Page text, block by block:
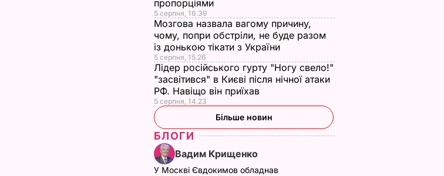
пропорціями
5 серпня, 16.39
Мозгова назвала вагому причину,
чому, попри обстріли, не буде разом
із донькою тікати з України
5 серпня, 15.26
Лідер російського гурту "Ногу свело!"
"засвітився" в Києві після нічної атаки
РФ. Навіщо він приїхав
5 серпня, 14.23
Більше новин
БЛОГИ
Вадим Крищенко
У Москві Євдокимов обладнав